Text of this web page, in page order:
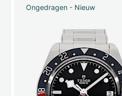
Ongedragen - Nieuw